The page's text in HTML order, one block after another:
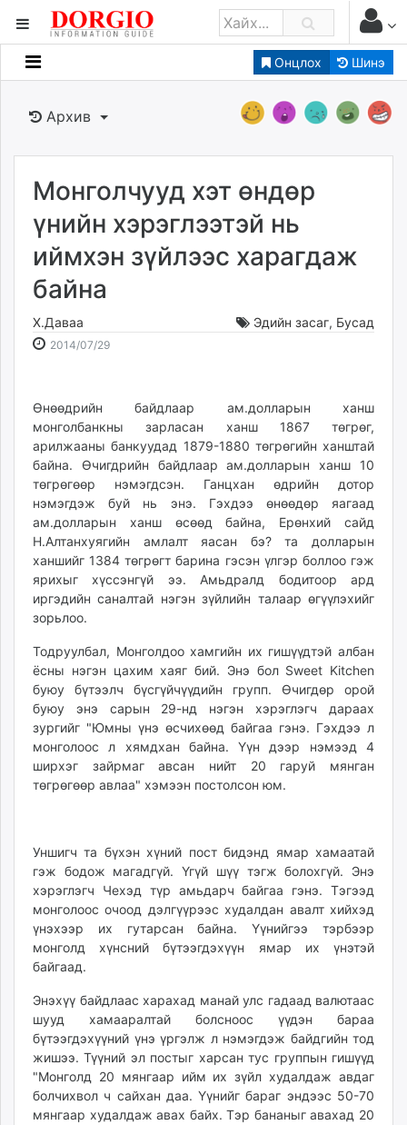
Онцлох Шинэ
Мэдээллийн
Банк санхүү
Бизнес ААН
Төрийн
dorgio.mn
Gogo.mn
news.mn
zindaa.mn
ikon.mn
mnb.mn
Livetv.mn
Eguur.mn
24tsag.mn
shuud.mn
eagle.mn
ergelt.mn
zarig.mn
today.mn
zuv.mn
mminfo.mn
ugluu.mn
urlag.mn
unen.mn
asu.mn
shudarga.mn
isee.mn
mglradio.com
fact.mn
tumen.mn
shuum.mn
tvmongolia.mn
mass.mn
unegui.mn
assa.mn
toim.mn
Архив
Монголчууд хэт өндөр
үнийн хэрэглээтэй нь
иймхэн зүйлээс харагдаж
байна
Х.Даваа Эдийн засаг, Бусад
2014/07/292014-
16:00:25
2026-
23:54:05
Өнөөдрийн байдлаар ам.долларын ханш
монголбанкны зарласан ханш 1867 төгрөг,
арилжааны банкуудад 1879-1880 төгрөгийн ханштай
байна. Өчигдрийн байдлаар ам.долларын ханш 10
төгрөгөөр нэмэгдсэн. Ганцхан өдрийн дотор
нэмэгдэж буй нь энэ. Гэхдээ өнөөдөр яагаад
ам.долларын ханш өсөөд байна, Ерөнхий сайд
Н.Алтанхуягийн амлалт яасан бэ? та долларын
ханшийг 1384 төгрөгт барина гэсэн үлгэр боллоо гэж
ярихыг хүссэнгүй ээ. Амьдралд бодитоор ард
иргэдийн саналтай нэгэн зүйлийн талаар өгүүлэхийг
зорьлоо.
Тодруулбал, Монголдоо хамгийн их гишүүдтэй албан
ёсны нэгэн цахим хаяг бий. Энэ бол Sweet Kitchen
буюу бүтээлч бүсгүйчүүдийн групп. Өчигдөр орой
буюу энэ сарын 29-нд нэгэн хэрэглэгч дараах
зургийг "Юмны үнэ өсчихөөд байгаа гэнэ. Гэхдээ л
монголоос л хямдхан байна. Үүн дээр нэмээд 4
ширхэг зайрмаг авсан нийт 20 гаруй мянган
төгрөгөөр авлаа" хэмээн постолсон юм.
Уншигч та бүхэн хүний пост бидэнд ямар хамаатай
гэж бодож магадгүй. Үгүй шүү тэгж болохгүй. Энэ
хэрэглэгч Чехэд түр амьдарч байгаа гэнэ. Тэгээд
монголоос очоод дэлгүүрээс худалдан авалт хийхэд
үнэхээр их гутарсан байна. Үүнийгээ тэрбээр
монголд хүнсний бүтээгдэхүүн ямар их үнэтэй
байгаад.
Энэхүү байдлаас харахад манай улс гадаад валютаас
шууд хамааралтай болсноос үүдэн бараа
бүтээгдэхүүний үнэ үргэлж л нэмэгдэж байдгийн тод
жишээ. Түүний эл постыг харсан тус группын гишүүд
"Монголд 20 мянгаар ийм их зүйл худалдаж авдаг
болчихвол ч сайхан даа. Үүнийг бараг эндээс 50-70
мянгаар худалдаж авах байх. Тэр бананыг авахад 20